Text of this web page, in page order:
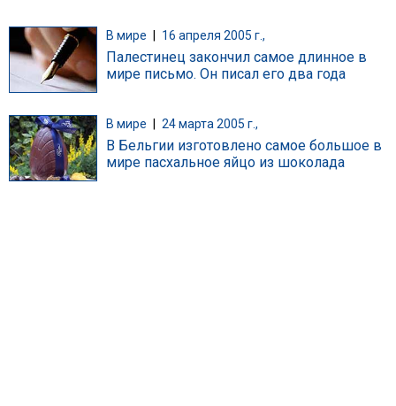
В мире 16 апреля 2005 г.,
Палестинец закончил самое длинное в
мире письмо. Он писал его два года
В мире 24 марта 2005 г.,
В Бельгии изготовлено самое большое в
мире пасхальное яйцо из шоколада